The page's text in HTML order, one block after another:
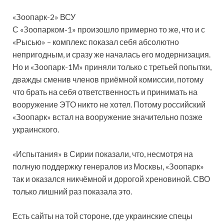
«Зоопарк-2» ВСУ
С «Зоопарком-1» произошло примерно то же, что и с
«Рысью» – комплекс показал себя абсолютно
непригодным, и сразу же началась его модернизация.
Но и «Зоопарк-1М» приняли только с третьей попытки,
дважды сменив членов приёмной комиссии, потому
что брать на себя ответственность и принимать на
вооружение ЭТО никто не хотел. Потому российский
«Зоопарк» встал на вооружение значительно позже
украинского.
«Испытания» в Сирии показали, что, несмотря на
полную поддержку генералов из Москвы, «Зоопарк»
так и оказался никчёмной и дорогой хреновиной. СВО
только лишний раз показала это.
Есть сайты на той стороне, где украинские спецы